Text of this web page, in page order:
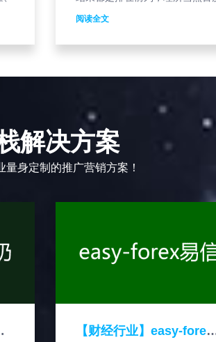
百科也就成为网络推广和品牌营销
接单的时候，经常
阅读全文
解决方案
量身定制的推广营销方案！
文案例 【财经行业】easy-